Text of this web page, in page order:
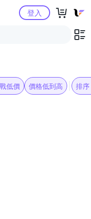
購物中心登入
低價 價格低到高 排序